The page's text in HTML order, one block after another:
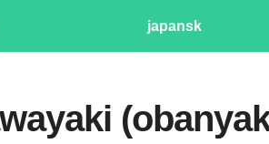
japansk